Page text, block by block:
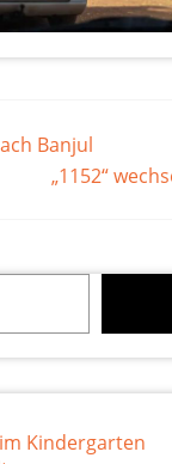
Banjul
„1152“
Kindergarten